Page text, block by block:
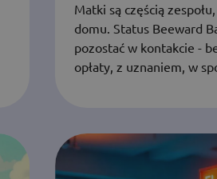
Matki są częścią
domu. Status Beeward
pozostać w kontakcie -
opłaty, z uznaniem, w